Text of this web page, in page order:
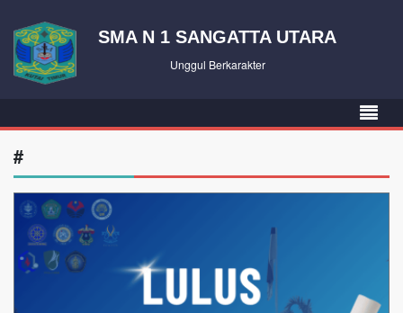
SMA N 1 SANGATTA UTARA
Unggul Berkarakter
#